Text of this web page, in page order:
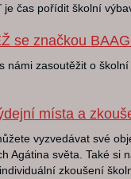
je čas pořídit školní
se značkou
námi zasoutěžit o
místa a
vyzvedávat své
Agátina světa. Také si
zkoušení